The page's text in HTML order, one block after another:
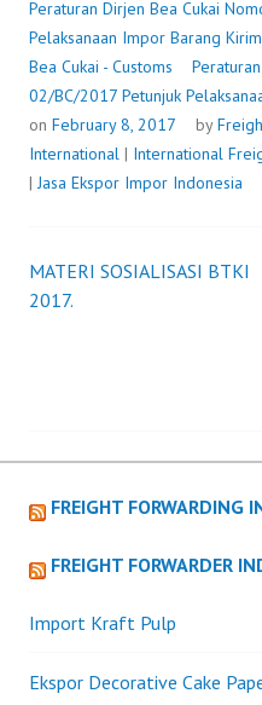
Peraturan Dirjen Bea Cukai
Pelaksanaan Impor Barang
Bea Cukai - Customs
02/BC/2017 Petunjuk
on February 8, 2017 by
International | International
|Jasa Ekspor Impor Indonesia
Post
MATERI SOSIALISASI BTKI
2017.
FREIGHT FORWARDING
FREIGHT FORWARDER
Import Kraft Pulp
Ekspor Decorative Cake